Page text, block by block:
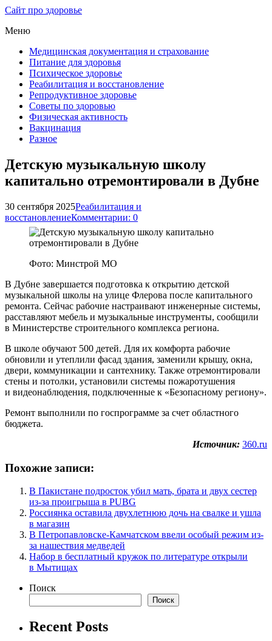
Сайт про здоровье
Меню
Медицинская документация и страхование
Питание для здоровья
Психическое здоровье
Реабилитация и восстановление
Репродуктивное здоровье
Советы по здоровью
Физическая активность
Вакцинация
Разное
Детскую музыкальную школу
капитально отремонтировали в Дубне
30 сентября 2025Реабилитация и
восстановлениеКомментарии: 0
Фото: Минстрой МО
В Дубне завершается подготовка к открытию детской
музыкальной школы на улице Флерова после капитального
ремонта. Сейчас рабочие настраивают инженерные системы,
расставляют мебель и музыкальные инструменты, сообщили
в Министерстве строительного комплекса региона.
В школе обучают 500 детей. Для их комфорта рабочие
обновили и утеплили фасад здания, заменили крышу, окна,
двери, коммуникации и сантехнику. Также отремонтировали
стены и потолки, установили системы пожаротушения
и видеонаблюдения, подключенные к «Безопасному региону».
Ремонт выполнили по госпрограмме за счет областного
бюджета.
Источник: 360.ru
Похожие записи:
В Пакистане подросток убил мать, брата и двух сестер
из-за проигрыша в PUBG
Россиянка оставила двухлетнюю дочь на свалке и ушла
в магазин
В Петропавловске-Камчатском ввели особый режим из-
за нашествия медведей
Набор в бесплатный кружок по литературе открыли
в Мытищах
Поиск
Поиск
Recent Posts